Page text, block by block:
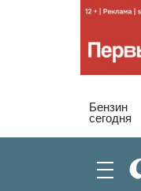
Бензин
сегодня